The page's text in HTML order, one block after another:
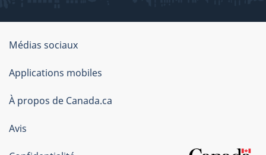
Organisation
du
gouvernement
du
Canada
Médias sociaux
Applications mobiles
À propos de Canada.ca
Avis